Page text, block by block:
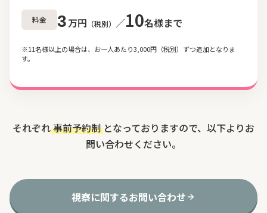
料金 3万円 （税別） ／10名様まで
※11名様以上の場合は、お一人あたり3,000円（税別）ずつ追加となりま
す。
それぞれ事前予約制 となっておりますので、以下よりお
問い合わせください。
視察に関するお問い合わせ